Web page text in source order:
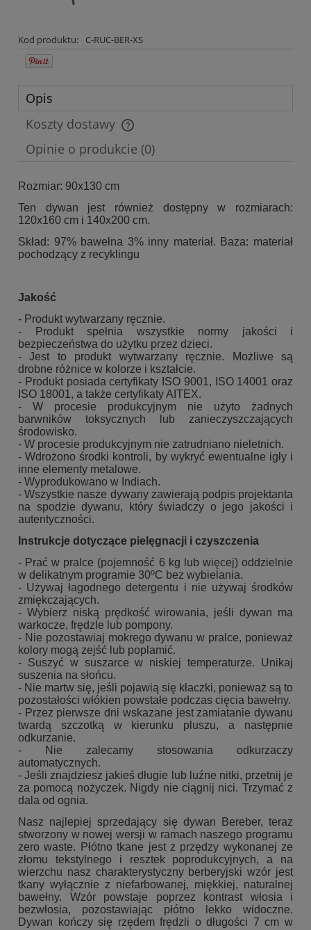
Kod produktu: C-RUC-BER-XS
Opis
Koszty dostawy
Cena nie zawiera ewentualnych kosztów płatności
Opinie o produkcie (0)
Rozmiar: 90x130 cm
Ten dywan jest również dostępny w rozmiarach:
120x160 cm i 140x200 cm.
Skład: 97% bawełna 3% inny materiał. Baza: materiał
pochodzący z recyklingu
Jakość
- Produkt wytwarzany ręcznie.
- Produkt spełnia wszystkie normy jakości i
bezpieczeństwa do użytku przez dzieci.
- Jest to produkt wytwarzany ręcznie. Możliwe są
drobne różnice w kolorze i kształcie.
- Produkt posiada certyfikaty ISO 9001, ISO 14001 oraz
ISO 18001, a także certyfikaty AITEX.
- W procesie produkcyjnym nie użyto żadnych
barwników toksycznych lub zanieczyszczających
środowisko.
- W procesie produkcyjnym nie zatrudniano nieletnich.
- Wdrożono środki kontroli, by wykryć ewentualne igły i
inne elementy metalowe.
- Wyprodukowano w Indiach.
- Wszystkie nasze dywany zawierają podpis projektanta
na spodzie dywanu, który świadczy o jego jakości i
autentyczności.
Instrukcje dotyczące pielęgnacji i czyszczenia
- Prać w pralce (pojemność 6 kg lub więcej) oddzielnie
w delikatnym programie 30ºC bez wybielania.
- Używaj łagodnego detergentu i nie używaj środków
zmiękczających.
- Wybierz niską prędkość wirowania, jeśli dywan ma
warkocze, frędzle lub pompony.
- Nie pozostawiaj mokrego dywanu w pralce, ponieważ
kolory mogą zejść lub poplamić.
- Suszyć w suszarce w niskiej temperaturze.
Unikaj
suszenia na słońcu.
- Nie martw się, jeśli pojawią się kłaczki, ponieważ są to
pozostałości włókien powstałe podczas cięcia bawełny.
- Przez pierwsze dni wskazane jest zamiatanie dywanu
twardą szczotką w kierunku pluszu, a następnie
odkurzanie.
- Nie zalecamy stosowania odkurzaczy
automatycznych.
- Jeśli znajdziesz jakieś długie lub luźne nitki, przetnij je
za pomocą nożyczek. Nigdy nie ciągnij nici. Trzymać z
dala od ognia.
Nasz najlepiej sprzedający się dywan Bereber, teraz
stworzony w nowej wersji w ramach naszego programu
zero waste.
Płótno tkane jest z przędzy wykonanej ze
złomu tekstylnego i resztek poprodukcyjnych, a na
wierzchu nasz charakterystyczny berberyjski wzór jest
tkany wyłącznie z niefarbowanej, miękkiej, naturalnej
bawełny.
Wzór powstaje poprzez kontrast włosia i
bezwłosia, pozostawiając płótno lekko widoczne.
Dywan kończy się rzędem frędzli o długości 7 cm w